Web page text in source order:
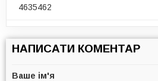
4635462
НАПИСАТИ КОМЕНТАР
Ваше ім'я